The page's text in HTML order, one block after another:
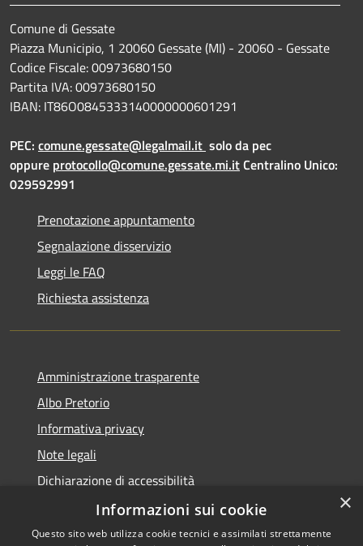
Comune di Gessate
Piazza Municipio, 1 20060 Gessate (MI) - 20060 - Gessate
Codice Fiscale: 00973680150
Partita IVA: 00973680150
IBAN: IT86O0845333140000000601291
PEC: comune.gessate@legalmail.it solo da pec
oppure protocollo@comune.gessate.mi.itCentralino Unico:
029592991
Prenotazione appuntamento
Segnalazione disservizio
Leggi le FAQ
Richiesta assistenza
Amministrazione trasparente
Albo Pretorio
Informativa privacy
Note legali
Dichiarazione di accessibilità
Dichiarazione di accessibilità dal 2025
×
Informazioni sui cookie
Questo sito web utilizza cookie tecnici e assimilati strettamente